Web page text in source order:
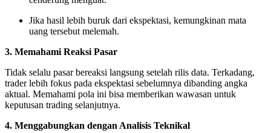
Jika hasil lebih buruk dari ekspektasi, kemungkinan mata
uang tersebut melemah.
3. Memahami Reaksi Pasar
Tidak selalu pasar bereaksi langsung setelah rilis data. Terkadang,
trader lebih fokus pada ekspektasi sebelumnya dibanding angka
aktual. Memahami pola ini bisa memberikan wawasan untuk
keputusan trading selanjutnya.
4. Menggabungkan dengan Analisis Teknikal